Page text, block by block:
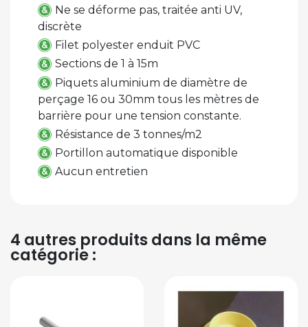
Ne se déforme pas, traitée anti UV,
discrète
Filet polyester enduit PVC
Sections de 1 à 15m
Piquets aluminium de diamètre de
perçage 16 ou 30mm tous les mètres de
barrière pour une tension constante.
Résistance de 3 tonnes/m2
Portillon automatique disponible
Aucun entretien
4 autres produits dans la même
catégorie :